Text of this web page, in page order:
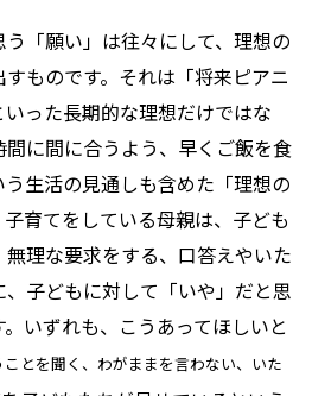
「願い」は往々にして、理想の
ものです。それは「将来ピアニ
った長期的な理想だけではな
に間に合うよう、早くご飯を食
生活の見通しも含めた「理想の
育てをしている母親は、子ども
理な要求をする、口答えやいた
子どもに対して「いや」だと思
いずれも、こうあってほしいと
ことを聞く、わがままを言わない、いた